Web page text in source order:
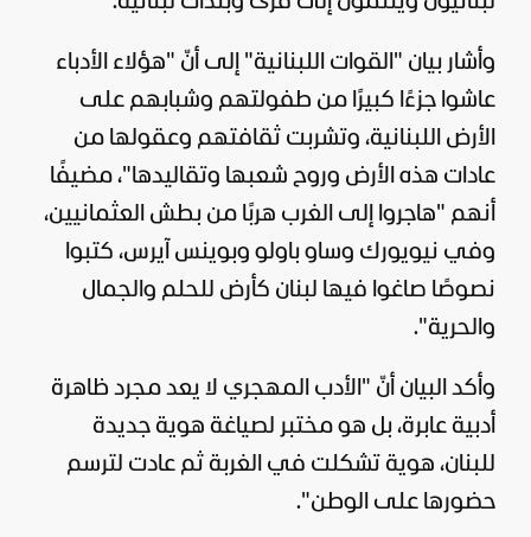
وأشار بيان "القوات اللبنانية" إلى أنّ "هؤلاء الأدباء
عاشوا جزءًا كبيرًا من طفولتهم وشبابهم على
الأرض اللبنانية، وتشربت ثقافتهم وعقولها من
عادات هذه الأرض وروح شعبها وتقاليدها"، مضيفًا
أنهم "هاجروا إلى الغرب هربًا من بطش العثمانيين،
وفي نيويورك وساو باولو وبوينس آيرس، كتبوا
نصوصًا صاغوا فيها لبنان كأرض للحلم والجمال
والحرية".
وأكد البيان أنّ "الأدب المهجري لا يعد مجرد ظاهرة
أدبية عابرة، بل هو مختبر لصياغة هوية جديدة
للبنان، هوية تشكلت في الغربة ثم عادت لترسم
حضورها على الوطن".